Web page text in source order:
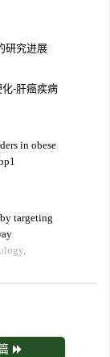
研究进展
-肝癌疾病
in obese
targeting